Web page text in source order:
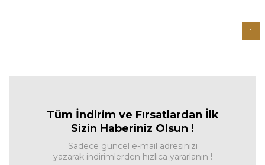
1
Tüm İndirim ve Fırsatlardan İlk
Sizin Haberiniz Olsun !
Sadece güncel e-mail adresinizi
yazarak indirimlerden hızlıca yararlanın !